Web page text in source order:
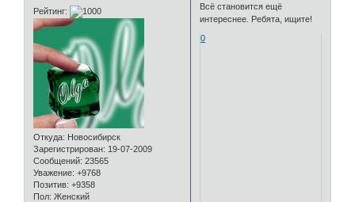
Рейтинг:
Откуда: Новосибирск
Зарегистрирован: 19-07-2009
Сообщений: 23565
Уважение: +9768
Позитив: +9358
Пол: Женский
Всё становится ещё
интереснее. Ребята, ищите!
0